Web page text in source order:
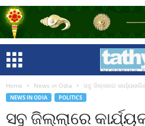
Home News in Odia ସବୁ ଜିଲ୍ଲାରେ
NEWS IN ODIA POLITICS
ସବୁ ଜିଲ୍ଲାରେ